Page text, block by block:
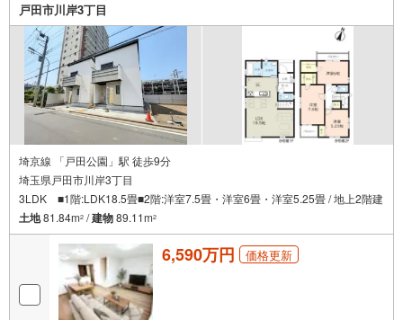
戸田市川岸3丁目
埼京線 「戸田公園」駅 徒歩9分
埼玉県戸田市川岸3丁目
3LDK ■1階:LDK18.5畳■2階:洋室7.5畳・洋室6畳・洋室5.25畳 / 地上2階建
土地81.84m2 /建物89.11m2
6,590万円 価格更新